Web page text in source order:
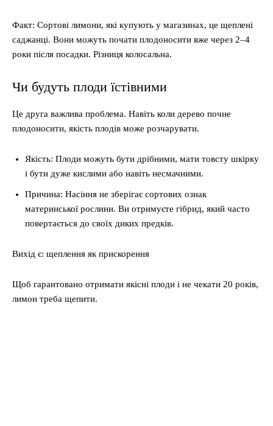
Факт: Сортові лимони, які купують у магазинах, це щеплені
саджанці. Вони можуть почати плодоносити вже через 2–4
роки після посадки. Різниця колосальна.
Чи будуть плоди їстівними
Це друга важлива проблема. Навіть коли дерево почне
плодоносити, якість плодів може розчарувати.
Якість: Плоди можуть бути дрібними, мати товсту шкірку
і бути дуже кислими або навіть несмачними.
Причина: Насіння не зберігає сортових ознак
материнської рослини. Ви отримуєте гібрид, який часто
повертається до своїх диких предків.
Вихід є: щеплення як прискорення
Щоб гарантовано отримати якісні плоди і не чекати 20 років,
лимон треба щепити.